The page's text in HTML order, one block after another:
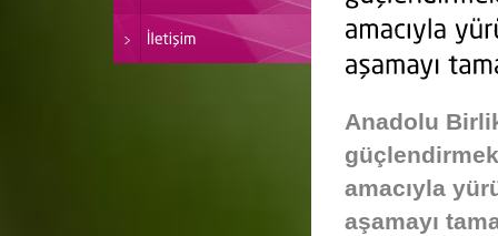
Anadolu
amacıyla
aşamayı